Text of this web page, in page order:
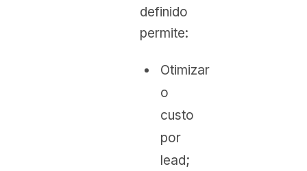
definido
permite:
Otimizar
o
custo
por
lead;